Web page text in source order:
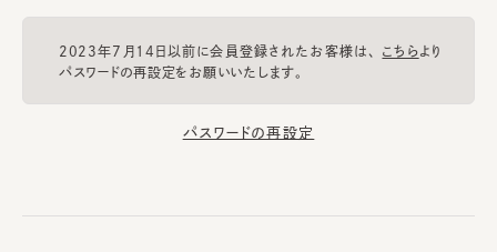
2023年7月14日以前に会員登録されたお客様は、 こちらより
パスワードの再設定をお願いいたします。
パスワードの再設定